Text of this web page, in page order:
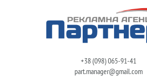
+38 (098) 065-91-41
part.manager@gmail.com